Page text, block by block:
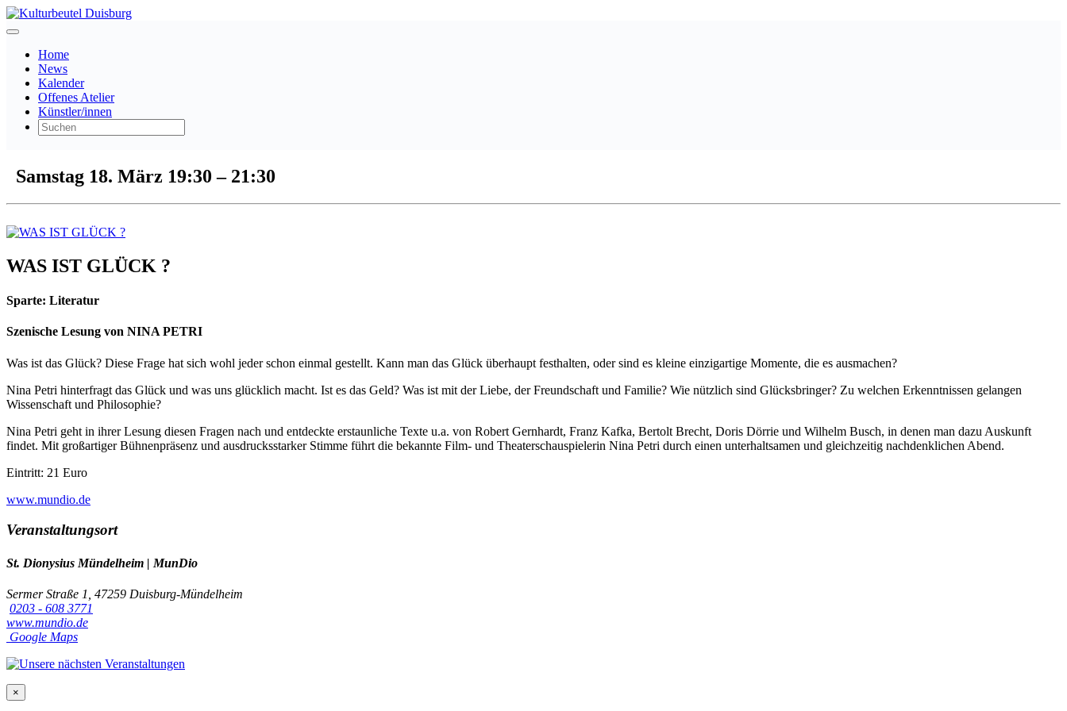
Home
News
Kalender
Offenes Atelier
Künstler/innen
Samstag 18. März 19:30 – 21:30
WAS IST GLÜCK ?
Sparte: Literatur
Szenische Lesung von NINA PETRI
Was ist das Glück? Diese Frage hat sich wohl jeder schon einmal gestellt. Kann man das Glück überhaupt festhalten, oder sind es kleine einzigartige Momente, die es ausmachen?
Nina Petri hinterfragt das Glück und was uns glücklich macht. Ist es das Geld? Was ist mit der Liebe, der Freundschaft und Familie? Wie nützlich sind Glücksbringer? Zu welchen Erkenntnissen gelangen
Wissenschaft und Philosophie?
Nina Petri geht in ihrer Lesung diesen Fragen nach und entdeckte erstaunliche Texte u.a. von Robert Gernhardt, Franz Kafka, Bertolt Brecht, Doris Dörrie und Wilhelm Busch, in denen man dazu Auskunft
findet. Mit großartiger Bühnenpräsenz und ausdrucksstarker Stimme führt die bekannte Film- und Theaterschauspielerin Nina Petri durch einen unterhaltsamen und gleichzeitig nachdenklichen Abend.
Eintritt: 21 Euro
www.mundio.de
Veranstaltungsort
St. Dionysius Mündelheim | MunDio
Sermer Straße 1, 47259 Duisburg-Mündelheim
0203 - 608 3771
www.mundio.de
Google Maps
×